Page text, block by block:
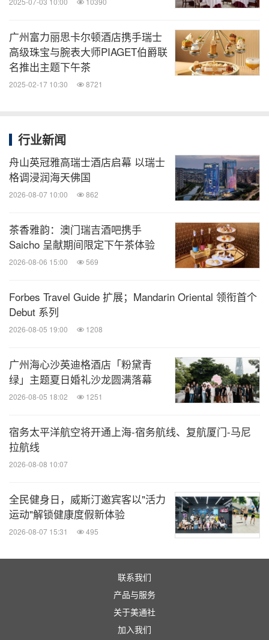
广州富力丽思卡尔顿酒店地处中央商务区珠江新城，
临近珠江及多个文化地标建筑如广东省博物馆、广州
大剧院等，与广交会展馆及广州塔隔江相望。酒店连
续十一年荣膺福布斯旅游指南五星酒店。酒店的350
及酒吧以米其林一星餐厅丽轩为代表，完善的康乐设
施及丽思卡尔顿水疗中心，超过3,300平方米的宴会
及会议空间，包括面积达1,209平方米的无柱豪华宴
www.ritzcarlton.com/gua
ngzhou。
关于丽思卡尔顿酒店集团
丽思卡尔顿酒店集团目前在全球超35个国家和地区运
营超过120家酒店，于世界各地令人向往的目的地提
的秘境天堂，丽思卡尔顿酒店为宾客提供了独树一
帜、终身难忘的沉浸式体验。丽思卡尔顿酒店致力于
前瞻性创新，开拓性的打造了丽思卡尔顿隐世酒店和
远离尘嚣的稀世瑰宝，以个性化关怀让宾客与目的地
建立深刻的文化联结。丽思卡尔顿游轮系列则将品牌
海上旅行新奢享。查询详情或预订，请访问集团网站
www.ritzcarlton.com；如欲查阅集团新闻稿，请浏览
news.marriott.com；您可以#丽思卡尔顿回忆#
享。丽思卡尔顿酒店集团为万豪国际酒店集团（纳斯
达克股票代码：MAR）全资子公司，丽思卡尔顿酒店
也是万豪国际酒店集团全球旅行计划万豪旅享家
（Marriott Bonvoy®）的成员之一。万豪旅享家将为
广州富力丽思卡尔顿酒店携手瑞士
高级珠宝与腕表大师PIAGET伯爵联
名推出主题下午茶
2025-02-17 10:30 8721
行业新闻
舟山英冠雅高瑞士酒店启幕 以瑞士
格调浸润海天佛国
2026-08-07 10:00 862
茶香雅韵：澳门瑞吉酒吧携手
Saicho 呈献期间限定下午茶体验
2026-08-06 15:00 569
Forbes Travel Guide 扩展；Mandarin Oriental 领衔首个
Debut 系列
2026-08-05 19:00 1208
广州海心沙英迪格酒店「粉黛青
绿」主题夏日婚礼沙龙圆满落幕
2026-08-05 18:02 1251
宿务太平洋航空将开通上海-宿务航线、复航厦门-马尼
拉航线
2026-08-08 10:07
全民健身日，威斯汀邀宾客以"活力
运动"解锁健康度假新体验
2026-08-07 15:31 495
联系我们
产品与服务
关于美通社
加入我们